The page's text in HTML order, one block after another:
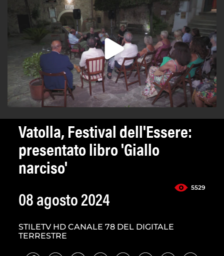
Vatolla, Festival dell'Essere:
presentato libro 'Giallo
narciso'
5529
08 agosto 2024
STILETV HD CANALE 78 DEL DIGITALE
TERRESTRE